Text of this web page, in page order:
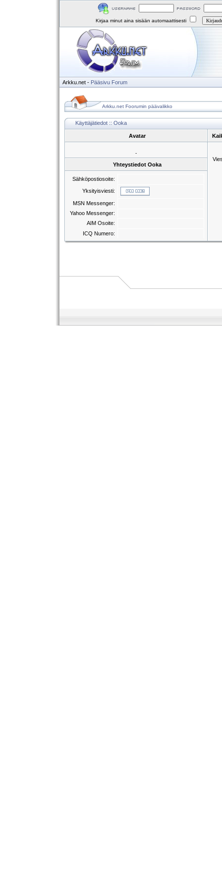
Kirjaa minut aina sisään automaattisesti
Arkku.net - Pääsivu Forum
Arkku.net Foorumin päävalikko
Käyttäjätiedot :: Ooka
Avatar
-
Yhteystiedot Ooka
Sähköpostiosoite:
Yksityisviesti:
MSN Messenger:
Yahoo Messenger:
AIM Osoite:
ICQ Numero: